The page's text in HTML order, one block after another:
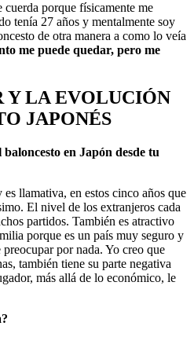
cuerda porque físicamente me
tenía 27 años y mentalmente soy
de otra manera a como lo veía
me puede quedar, pero me
Y LA EVOLUCIÓN
JAPONÉS
en Japón desde tu
llamativa, en estos cinco años que
El nivel de los extranjeros cada
partidos. También es atractivo
porque es un país muy seguro y
por nada. Yo creo que
también tiene su parte negativa
más allá de lo económico, le